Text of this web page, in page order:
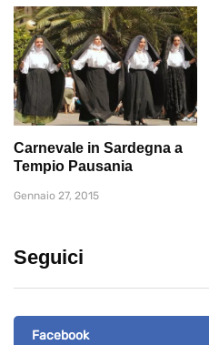
Carnevale in Sardegna a
Tempio Pausania
Gennaio 27, 2015
Seguici
Facebook